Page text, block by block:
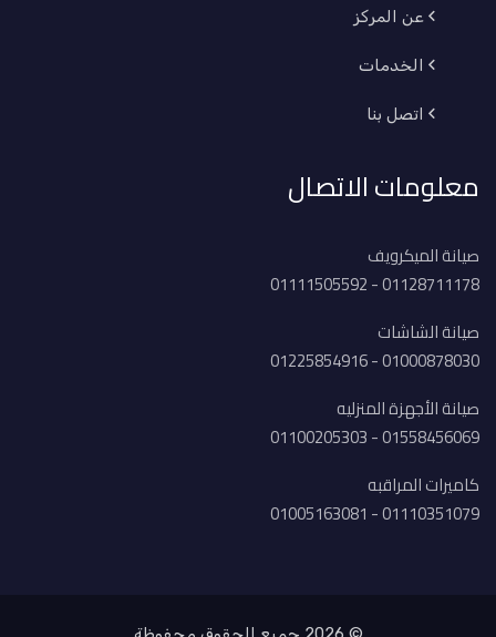
عن المركز
الخدمات
اتصل بنا
معلومات الاتصال
صيانة الميكرويف
01128711178 - 01111505592
صيانة الشاشات
01000878030 - 01225854916
صيانة الأجهزة المنزليه
01558456069 - 01100205303
كاميرات المراقبه
01110351079 - 01005163081